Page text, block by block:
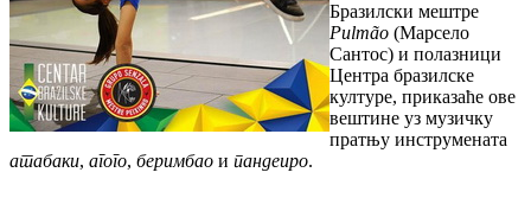
Бразилски мештре
Pulmão (Марсело
Сантос) и полазници
Центра бразилске
културе, приказаће ове
вештине уз музичку
пратњу инструмената
атабаки, агого, беримбао и пандеиро.